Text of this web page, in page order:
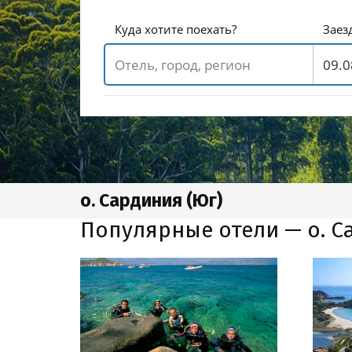
Куда хотите поехать?
о. Сардиния (Юг)
Популярные отели — о.